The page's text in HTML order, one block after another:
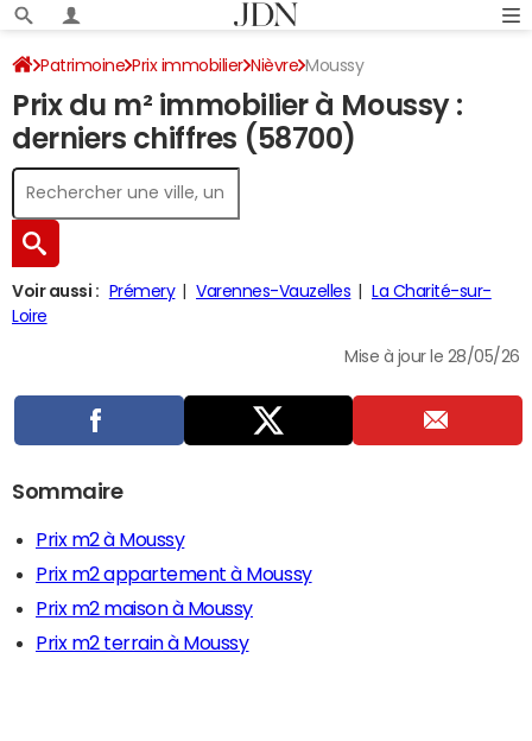
Patrimoine Prix immobilier Nièvre Moussy
Prix du m² immobilier à Moussy :
derniers chiffres (58700)
Voir aussi : Prémery Varennes-Vauzelles
La Charité-sur-
Loire
Mise à jour le 28/05/26
Sommaire
Prix m2 à Moussy
Prix m2 appartement à Moussy
Prix m2 maison à Moussy
Prix m2 terrain à Moussy